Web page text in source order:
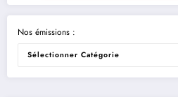
Nos émissions :